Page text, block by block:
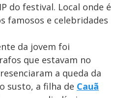
do festival. Local onde é
famosos e celebridades
da jovem foi
que estavam no
a queda da
susto, a filha de Cauã